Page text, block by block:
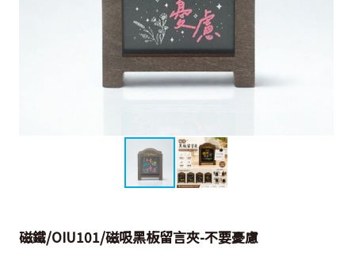
磁鐵/OIU101/磁吸黑板留言夾-不要憂慮